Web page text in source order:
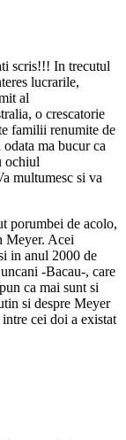
scris!!! In trecutul
lucrarile,
al
o crescatorie
familii renumite de
ma bucur ca
ochiul
multumesc si va
porumbei de acolo,
Meyer. Acei
in anul 2000 de
-Bacau-, care
ca mai sunt si
si despre Meyer
cei doi a existat